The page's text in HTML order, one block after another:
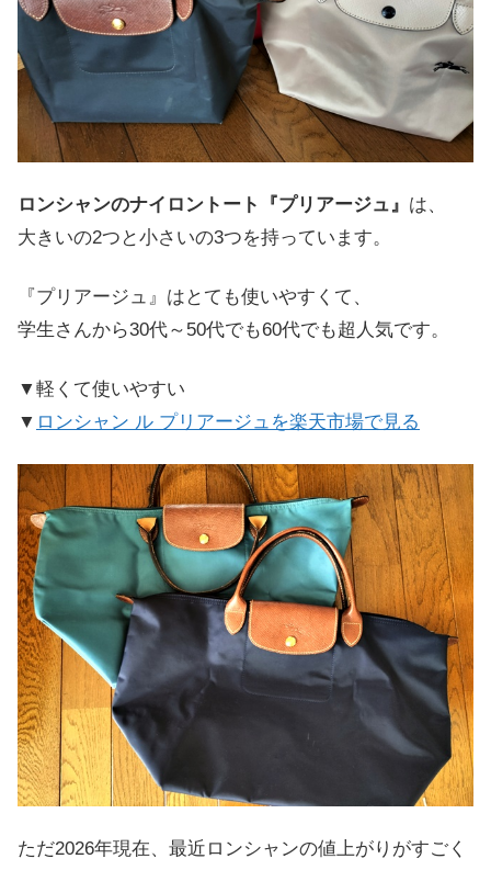
ロンシャンのナイロントート『プリアージュ』 は、
大きいの2つと小さいの3つを持っています。
『プリアージュ』はとても使いやすくて、
学生さんから30代～50代でも60代でも超人気です。
▼軽くて使いやすい
▼ ロンシャン ル プリアージュを楽天市場で見る
ただ2026年現在、最近ロンシャンの値上がりがすごく